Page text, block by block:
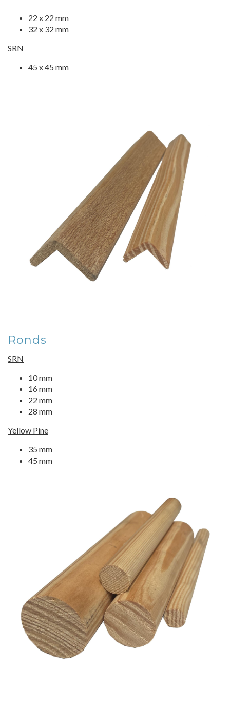
22 x 22 mm
32 x 32 mm
SRN
45 x 45 mm
Ronds
SRN
10 mm
16 mm
22 mm
28 mm
Yellow Pine
35 mm
45 mm